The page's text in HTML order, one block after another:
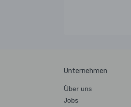
Unternehmen
Über uns
Jobs